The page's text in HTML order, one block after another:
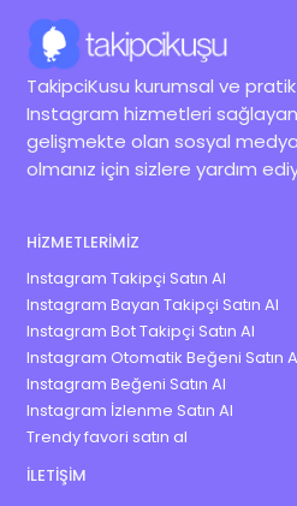
TakipciKusu kurumsal ve
Instagram hizmetleri sağlayan
gelişmekte olan sosyal
olmanız için sizlere yardım
HIZMETLERIMIZ
Instagram Takipçi Satın Al
Instagram Bayan Takipçi Satın Al
Instagram Bot Takipçi Satın Al
Instagram Otomatik Beğeni Satın
Instagram Beğeni Satın Al
Instagram İzlenme Satın Al
Trendy favori satın al
İLETIŞIM